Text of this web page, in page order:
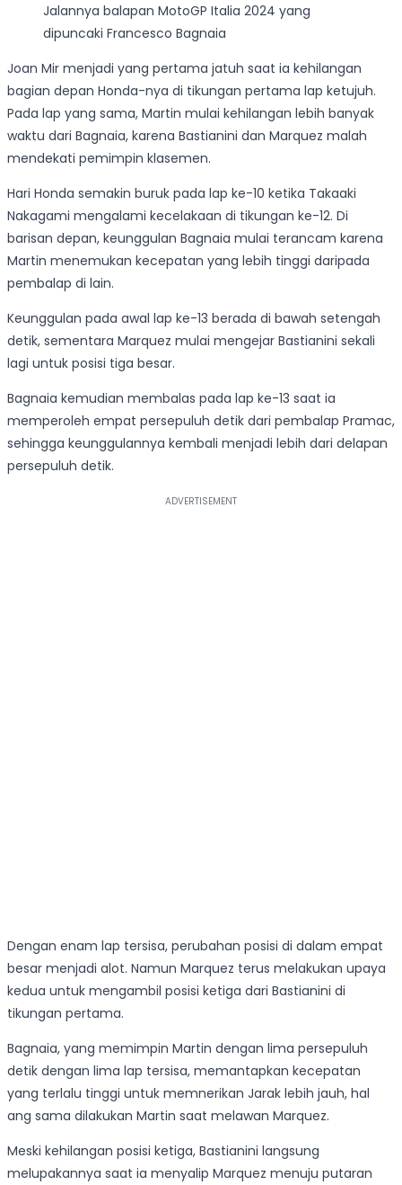
Jalannya balapan MotoGP Italia 2024 yang
dipuncaki Francesco Bagnaia
Joan Mir menjadi yang pertama jatuh saat ia kehilangan
bagian depan Honda-nya di tikungan pertama lap ketujuh.
Pada lap yang sama, Martin mulai kehilangan lebih banyak
waktu dari Bagnaia, karena Bastianini dan Marquez malah
mendekati pemimpin klasemen.
Hari Honda semakin buruk pada lap ke-10 ketika Takaaki
Nakagami mengalami kecelakaan di tikungan ke-12. Di
barisan depan, keunggulan Bagnaia mulai terancam karena
Martin menemukan kecepatan yang lebih tinggi daripada
pembalap di lain.
Keunggulan pada awal lap ke-13 berada di bawah setengah
detik, sementara Marquez mulai mengejar Bastianini sekali
lagi untuk posisi tiga besar.
Bagnaia kemudian membalas pada lap ke-13 saat ia
memperoleh empat persepuluh detik dari pembalap Pramac,
sehingga keunggulannya kembali menjadi lebih dari delapan
persepuluh detik.
Dengan enam lap tersisa, perubahan posisi di dalam empat
besar menjadi alot. Namun Marquez terus melakukan upaya
kedua untuk mengambil posisi ketiga dari Bastianini di
tikungan pertama.
Bagnaia, yang memimpin Martin dengan lima persepuluh
detik dengan lima lap tersisa, memantapkan kecepatan
yang terlalu tinggi untuk memnerikan Jarak lebih jauh, hal
ang sama dilakukan Martin saat melawan Marquez.
Meski kehilangan posisi ketiga, Bastianini langsung
melupakannya saat ia menyalip Marquez menuju putaran